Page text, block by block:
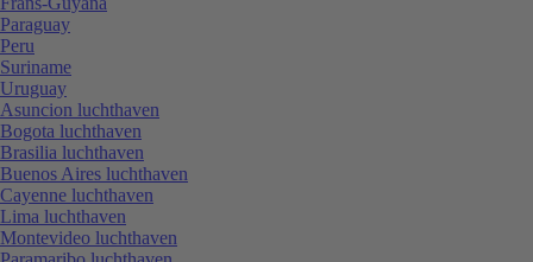
Paraguay
Peru
Suriname
Uruguay
Asuncion luchthaven
Bogota luchthaven
Brasilia luchthaven
Buenos Aires luchthaven
Cayenne luchthaven
Lima luchthaven
Montevideo luchthaven